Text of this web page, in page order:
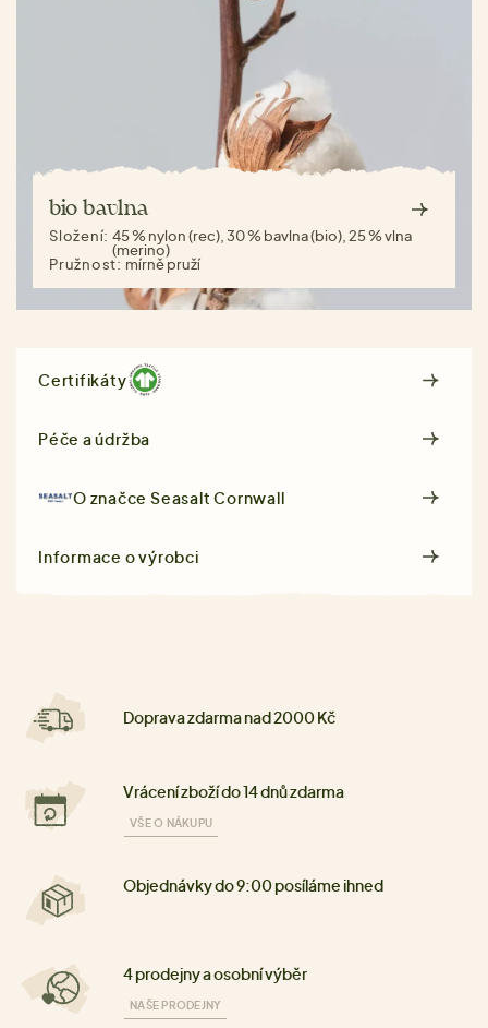
bio bavlna
Složení:45 % nylon (rec), 30 % bavlna (bio), 25 % vlna
(merino)
Pružnost: mírně pruží
Certifikáty
Péče a údržba
O značceSeasalt Cornwall
Informace o výrobci
Doprava zdarma nad 2000 Kč
Vrácení zboží do 14 dnů zdarma
VŠE O NÁKUPU
Objednávky do 9:00 posíláme ihned
4 prodejny a osobní výběr
NAŠE PRODEJNY